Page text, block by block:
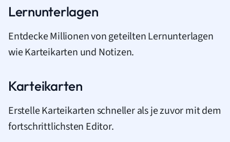
Lernunterlagen
Entdecke Millionen von geteilten Lernunterlagen
wie Karteikarten und Notizen.
Karteikarten
Erstelle Karteikarten schneller als je zuvor mit dem
fortschrittlichsten Editor.